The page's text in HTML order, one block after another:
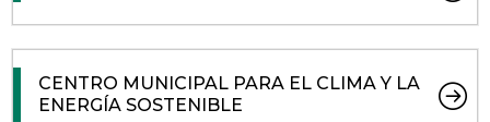
CENTRO MUNICIPAL PARA EL CLIMA Y LA
ENERGÍA SOSTENIBLE